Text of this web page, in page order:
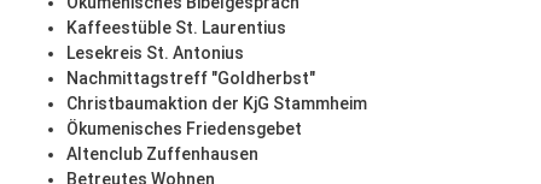
Kaffeestüble St. Laurentius
Lesekreis St. Antonius
Nachmittagstreff "Goldherbst"
Christbaumaktion der KjG Stammheim
Ökumenisches Friedensgebet
Altenclub Zuffenhausen
Betreutes Wohnen